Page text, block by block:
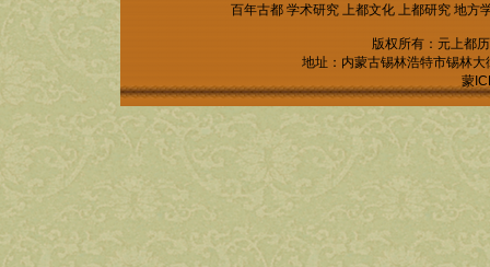
百年古都 学术研究 上都文化 上都研究 地方
版权所有：元上都
地址：内蒙古锡林浩特市锡林
蒙